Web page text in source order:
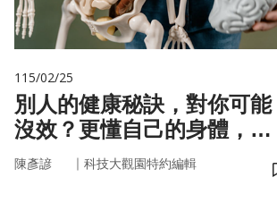
115/02/25
別人的健康秘訣，對你可能
沒效？更懂自己的身體，才
更能「精準健康」！
陳彥諺 ｜ 科技大觀園特約編輯